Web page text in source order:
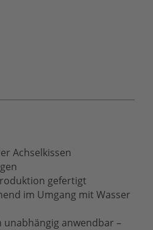
Achselkissen
gefertigt
im Umgang mit Wasser
anwendbar –